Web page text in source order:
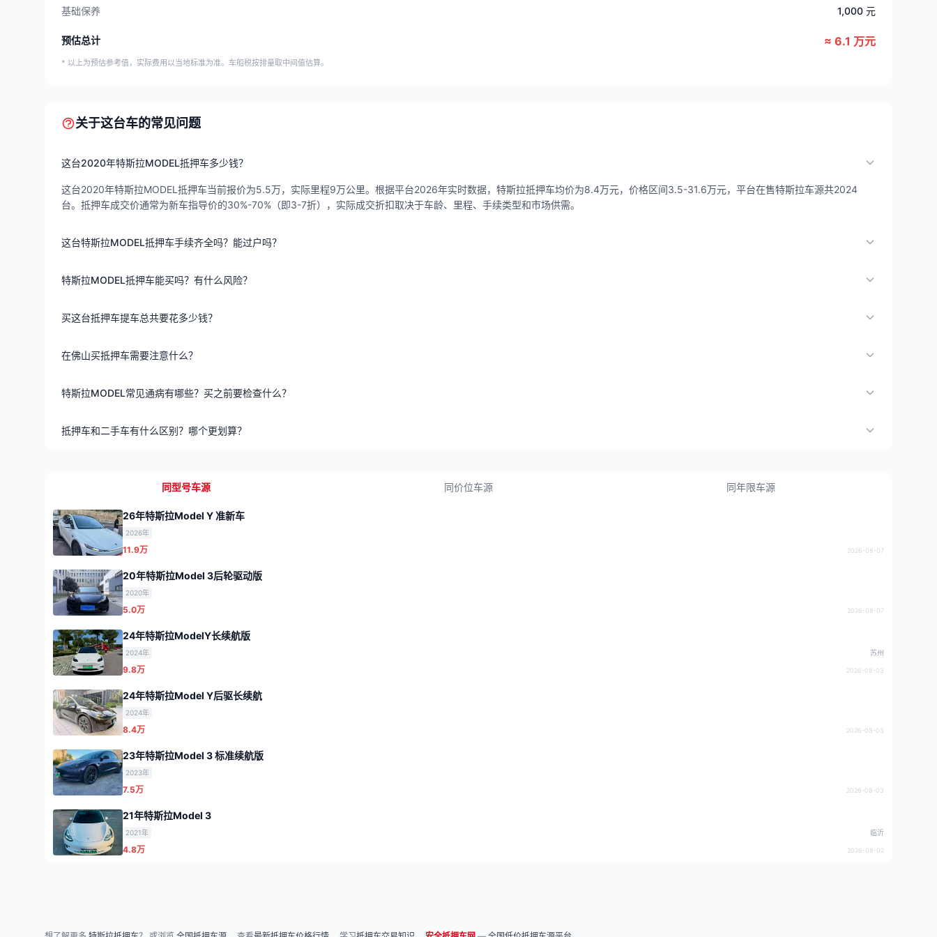
基础保养
1,000 元
预估总计 ≈ 6.1 万元
* 以上为预估参考值，实际费用以当地标准为准。车船税按排量取中间值估算。
关于这台车的常见问题
这台2020年特斯拉MODEL抵押车多少钱？
这台2020年特斯拉MODEL抵押车当前报价为5.5万，实际里程9万公里。根据平台2026年实时数据，特斯拉抵押车均价为8.4万元，价格区间3.5-31.6万元，平台在售特斯拉车源共2024
台。抵押车成交价通常为新车指导价的30%-70%（即3-7折），实际成交折扣取决于车龄、里程、手续类型和市场供需。
这台特斯拉MODEL抵押车手续齐全吗？能过户吗？
特斯拉MODEL抵押车能买吗？有什么风险？
买这台抵押车提车总共要花多少钱？
在佛山买抵押车需要注意什么？
特斯拉MODEL常见通病有哪些？买之前要检查什么？
抵押车和二手车有什么区别？哪个更划算？
同型号车源 同价位车源 同年限车源
26年特斯拉Model Y 准新车
2026年
11.9万 2026-08-07
20年特斯拉Model 3后轮驱动版
2020年
5.0万 2026-08-07
24年特斯拉ModelY长续航版
2024年 苏州
9.8万 2026-08-03
24年特斯拉Model Y后驱长续航
2024年
8.4万 2026-08-03
23年特斯拉Model 3 标准续航版
2023年
7.5万 2026-08-03
21年特斯拉Model 3
2021年 临沂
4.8万 2026-08-02